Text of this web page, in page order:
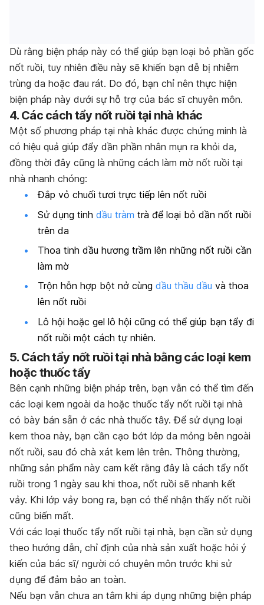
Dù rằng biện pháp này có thể giúp bạn loại bỏ phần gốc
nốt ruồi, tuy nhiên điều này sẽ khiến bạn dễ bị nhiễm
trùng da hoặc đau rát. Do đó, bạn chỉ nên thực hiện
biện pháp này dưới sự hỗ trợ của bác sĩ chuyên môn.
4. Các cách tẩy nốt ruồi tại nhà khác
Một số phương pháp tại nhà khác được chứng minh là
có hiệu quả giúp đẩy dần phần nhân mụn ra khỏi da,
đồng thời đây cũng là những cách làm mờ nốt ruồi tại
nhà nhanh chóng:
Đắp vỏ chuối tươi trực tiếp lên nốt ruồi
Sử dụng tinh dầu tràm trà để loại bỏ dần nốt ruồi
trên da
Thoa tinh dầu hương trầm lên những nốt ruồi cần
làm mờ
Trộn hỗn hợp bột nở cùng dầu thầu dầu và thoa
lên nốt ruồi
Lô hội hoặc gel lô hội cũng có thể giúp bạn tẩy đi
nốt ruồi một cách tự nhiên.
5. Cách tẩy nốt ruồi tại nhà bằng các loại kem
hoặc thuốc tẩy
Bên cạnh những biện pháp trên, bạn vẫn có thể tìm đến
các loại kem ngoài da hoặc thuốc tẩy nốt ruồi tại nhà
có bày bán sẵn ở các nhà thuốc tây. Để sử dụng loại
kem thoa này, bạn cần cạo bớt lớp da mỏng bên ngoài
nốt ruồi, sau đó chà xát kem lên trên. Thông thường,
những sản phẩm này cam kết rằng đây là cách tẩy nốt
ruồi trong 1 ngày sau khi thoa, nốt ruồi sẽ nhanh kết
vảy. Khi lớp vảy bong ra, bạn có thể nhận thấy nốt ruồi
cũng biến mất.
Với các loại thuốc tẩy nốt ruồi tại nhà, bạn cần sử dụng
theo hướng dẫn, chỉ định của nhà sản xuất hoặc hỏi ý
kiến của bác sĩ/ người có chuyên môn trước khi sử
dụng để đảm bảo an toàn.
Nếu bạn vẫn chưa an tâm khi áp dụng những biện pháp